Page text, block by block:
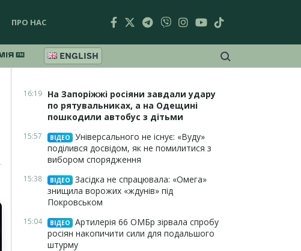
ПРО НАС
ENGLISH
16:19 На Запоріжжі росіяни завдали удару
по рятувальниках, а на Одещині
пошкодили автобус з дітьми
15:57 ВІДЕО
Універсального не існує: «Вуду»
поділився досвідом, як не помилитися з
вибором спорядження
15:38 ВІДЕО
Засідка не спрацювала: «Омега»
знищила ворожих «ждунів» під
Покровськом
15:04 ВІДЕО
Артилерія 66 ОМБр зірвала спробу
росіян накопичити сили для подальшого
штурму